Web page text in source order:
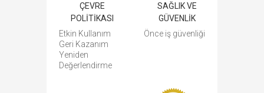
ÇEVRE
POLİTİKASI
Etkin Kullanım
Geri Kazanım
Yeniden
Değerlendirme
SAĞLIK VE
GÜVENLİK
Önce iş güvenliği